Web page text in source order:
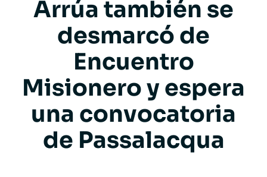
Arrúa también se
desmarcó de
Encuentro
Misionero y espera
una convocatoria
de Passalacqua